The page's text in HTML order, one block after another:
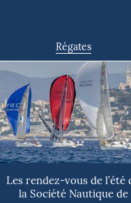
Régates
Les rendez-vous de l’été
la Société Nautique de